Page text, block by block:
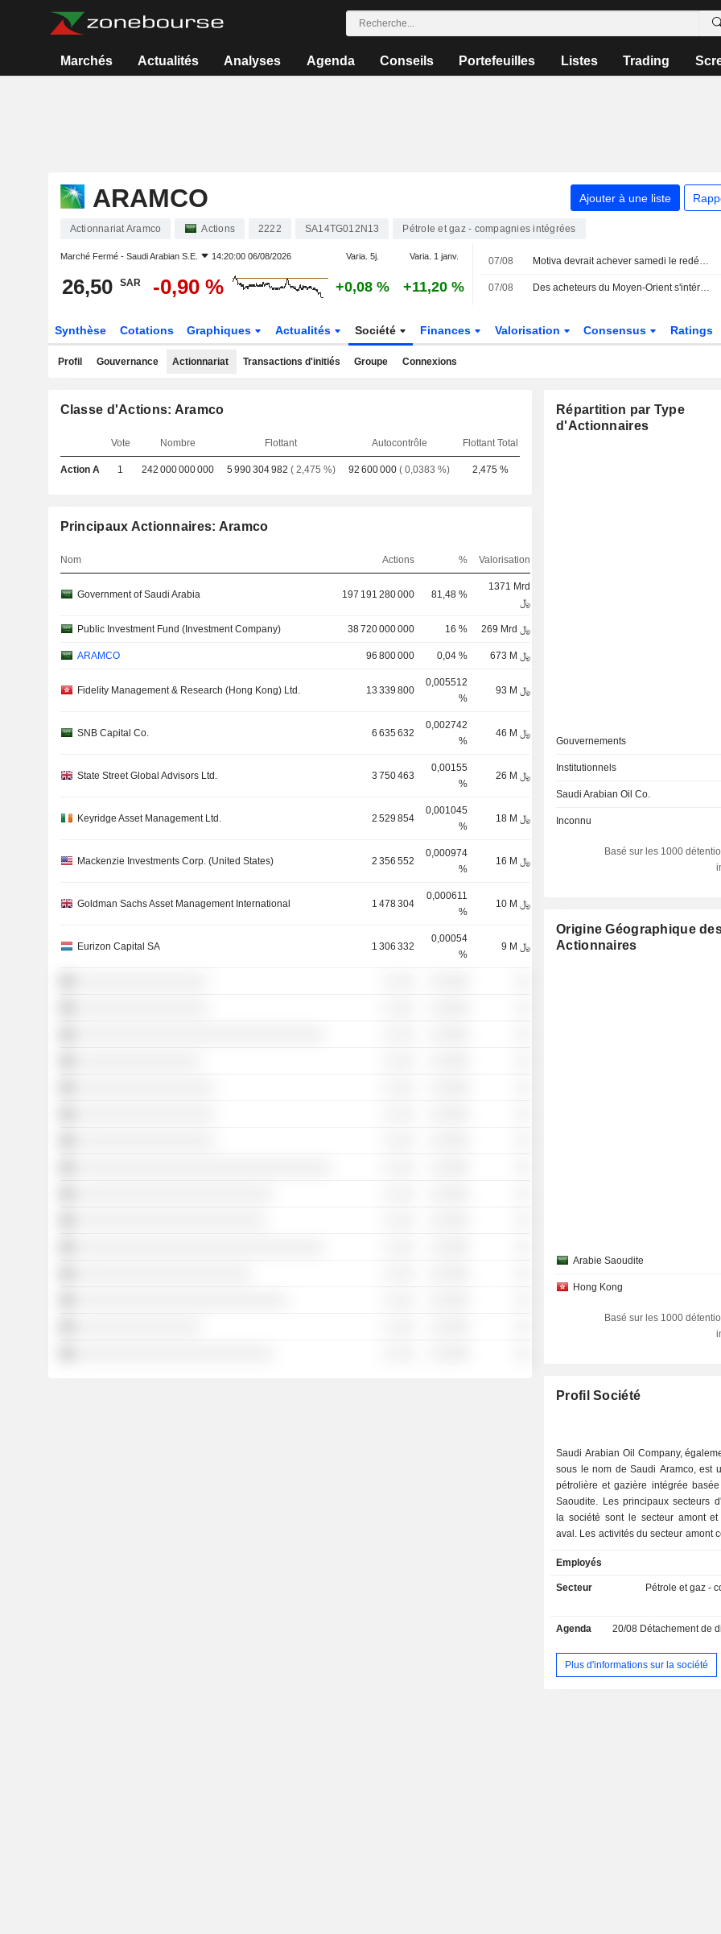
Marchés Actualités Analyses Agenda Conseils Portefeuilles Listes Trading
ARAMCO Ajouter à une liste
Actionnariat Aramco Actions 2222 SA14TG012N13 Pétrole et gaz - compagnies intégrées
Marché Fermé - Saudi Arabian S.E. 14:20:00 06/08/2026 Varia. 5j. Varia. 1 janv.
26,50 SAR -0,90 % +0,08 % +11,20 %
07/08 Motiva devrait achever samedi le redémarrage de l'unité de craquage catalytique de sa raffinerie du Texas, selon des sources
07/08 Des acheteurs du Moyen-Orient s'intéressent aux cargaisons de GNL canadien, selon Pacific Energy
Synthèse Cotations Graphiques Actualités Société Finances Valorisation Consensus Ratings
Profil Gouvernance Actionnariat Transactions d'initiés Groupe Connexions
Classe d'Actions: Aramco
Vote Nombre Flottant Autocontrôle Flottant Total
Action A 1 242 000 000 000 5 990 304 982 ( 2,475 %) 92 600 000 ( 0,0383 %) 2,475 %
Principaux Actionnaires: Aramco
Nom Actions % Valorisation
Government of Saudi Arabia 197 191 280 000 81,48 %
1371 Mrd
﷼
Public Investment Fund (Investment Company) 38 720 000 000 16 % 269 Mrd ﷼
ARAMCO 96 800 000 0,04 % 673 M ﷼
Fidelity Management & Research (Hong Kong) Ltd. 13 339 800
0,005512
%
93 M ﷼
SNB Capital Co. 6 635 632
0,002742
%
46 M ﷼
State Street Global Advisors Ltd. 3 750 463
0,00155
%
26 M ﷼
Keyridge Asset Management Ltd. 2 529 854
0,001045
%
18 M ﷼
Mackenzie Investments Corp. (United States) 2 356 552
0,000974
%
16 M ﷼
Goldman Sachs Asset Management International 1 478 304
0,000611
%
10 M ﷼
Eurizon Capital SA 1 306 332
0,00054
%
9 M ﷼
Répartition par Type
d'Actionnaires
Gouvernements
Institutionnels
Saudi Arabian Oil Co.
Inconnu
Basé sur les 1000
Origine Géographique
Actionnaires
Arabie Saoudite
Hong Kong
Basé sur les 1000
Profil Société
Saudi Arabian Oil Company,
sous le nom de Saudi Aramco, est
pétrolière et gazière intégrée
Saoudite. Les principaux secteurs
la société sont le secteur amont
aval. Les activités du secteur amont
des condensats, du gaz naturel et
de gaz naturel (LGN). Les activités
aval consistent principalement en la
l'approvisionnement et le négoce, la
du secteur aval comprennent les
les lubrifiants et les opérations de
Employés
Secteur
Pétrole et gaz -
Agenda 20/08 Détachement de dividende
Plus d'informations sur la société